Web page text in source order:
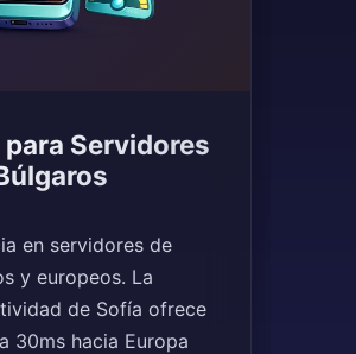
Servidores
en servidores de
y europeos. La
de Sofía ofrece
30ms hacia Europa